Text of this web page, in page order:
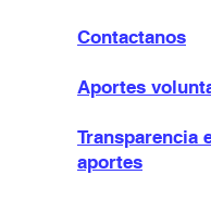
Contactanos
Aportes
Transparencia
aportes